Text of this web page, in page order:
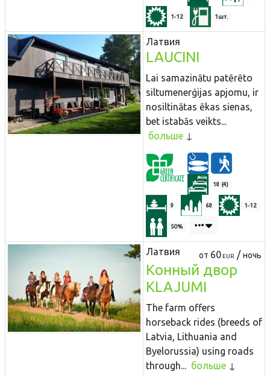
1-12 1шт.
Латвия
LAUCINI
Lai samazinātu patērēto
siltumenerģijas apjomu, ir
nosiltinātas ēkas sienas,
bet istabās veikts...
больше
18 (4)
9 68 1-12
50%
Латвия от 60 EUR / ночь
Конный двор
KLAJUMI
The farm offers
horseback rides (breeds of
Latvia, Lithuania and
Byelorussia) using roads
through... больше